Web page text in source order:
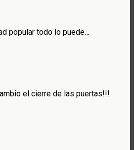
popular todo lo puede…
el cierre de las puertas!!!